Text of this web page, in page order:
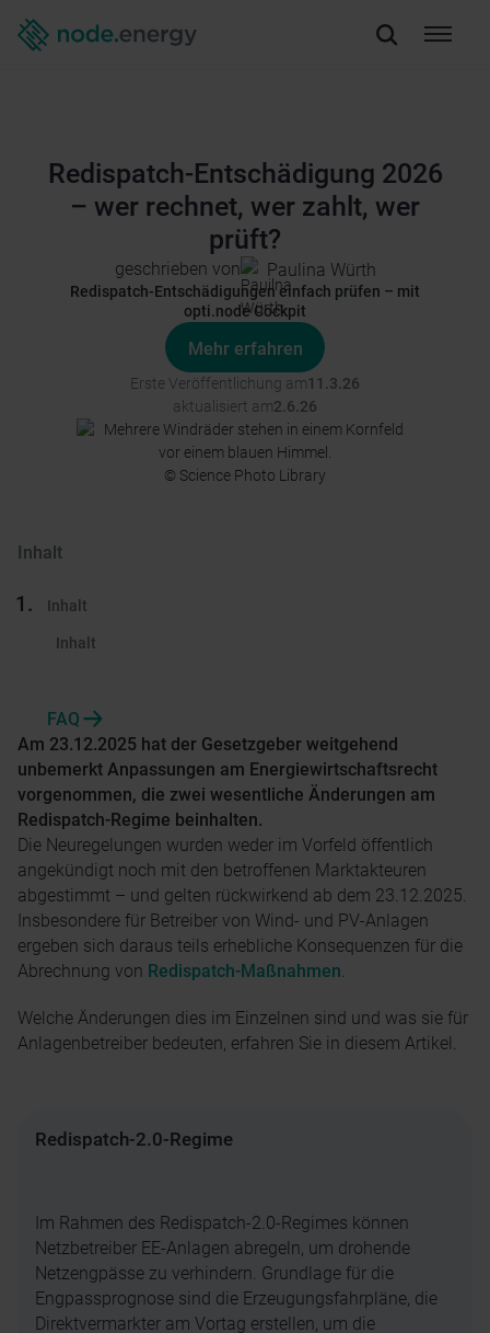
Redispatch-Entschädigung 2026
– wer rechnet, wer zahlt, wer
prüft?
geschrieben von Paulina Würth
Redispatch-Entschädigungen einfach prüfen – mit
opti.node Cockpit
Mehr erfahren
Erste Veröffentlichung am11.3.26
aktualisiert am2.6.26
© Science Photo Library
Inhalt
Inhalt
Inhalt
FAQ
Am 23.12.2025 hat der Gesetzgeber weitgehend
unbemerkt Anpassungen am Energiewirtschaftsrecht
vorgenommen, die zwei wesentliche Änderungen am
Redispatch-Regime beinhalten.
Die Neuregelungen wurden weder im Vorfeld öffentlich
angekündigt noch mit den betroffenen Marktakteuren
abgestimmt – und gelten rückwirkend ab dem 23.12.2025.
Insbesondere für Betreiber von Wind- und PV-Anlagen
ergeben sich daraus teils erhebliche Konsequenzen für die
Abrechnung von Redispatch-Maßnahmen.
Welche Änderungen dies im Einzelnen sind und was sie für
Anlagenbetreiber bedeuten, erfahren Sie in diesem Artikel.
Redispatch-2.0-Regime
Im Rahmen des Redispatch-2.0-Regimes können
Netzbetreiber EE-Anlagen abregeln, um drohende
Netzengpässe zu verhindern. Grundlage für die
Engpassprognose sind die Erzeugungsfahrpläne, die
Direktvermarkter am Vortag erstellen, um die